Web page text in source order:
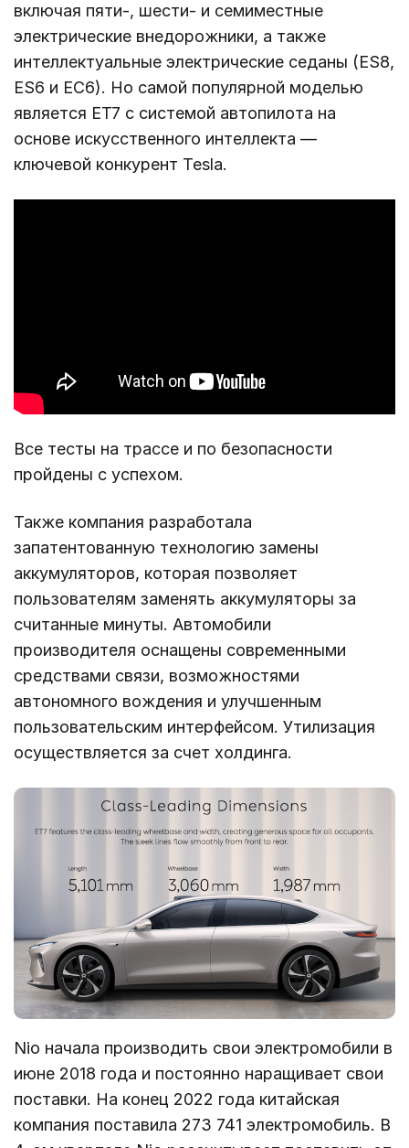
включая пяти-, шести- и семиместные
электрические внедорожники, а также
интеллектуальные электрические седаны (ES8,
ES6 и EC6). Но самой популярной моделью
является ET7 с системой автопилота на
основе искусственного интеллекта —
ключевой конкурент Tesla.
Все тесты на трассе и по безопасности
пройдены с успехом.
Также компания разработала
запатентованную технологию замены
аккумуляторов, которая позволяет
пользователям заменять аккумуляторы за
считанные минуты. Автомобили
производителя оснащены современными
средствами связи, возможностями
автономного вождения и улучшенным
пользовательским интерфейсом. Утилизация
осуществляется за счет холдинга.
Nio начала производить свои электромобили в
июне 2018 года и постоянно наращивает свои
поставки. На конец 2022 года китайская
компания поставила 273 741 электромобиль. В